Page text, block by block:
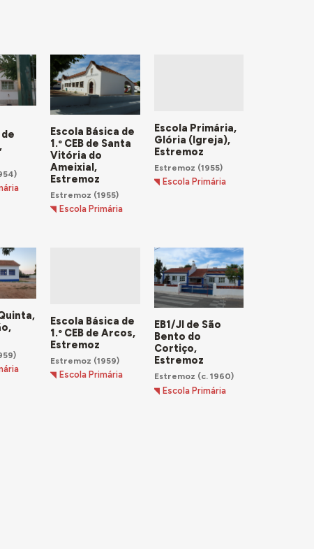
Escola Básica de
1.º CEB de Santa
Vitória do
Ameixial,
Estremoz
Estremoz (1955)
Escola Primária
Escola Primária,
Glória (Igreja),
Estremoz
Estremoz (1955)
Escola Primária
Escola Básica de
1.º CEB de Arcos,
Estremoz
Estremoz (1959)
Escola Primária
EB1/JI de São
Bento do
Cortiço,
Estremoz
Estremoz (c. 1960)
Escola Primária